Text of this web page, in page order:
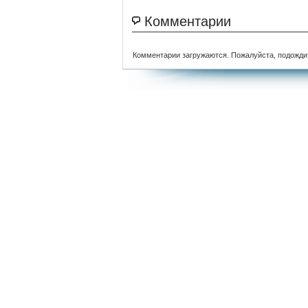
Комментарии
Комментарии загружаются. Пожалуйста,